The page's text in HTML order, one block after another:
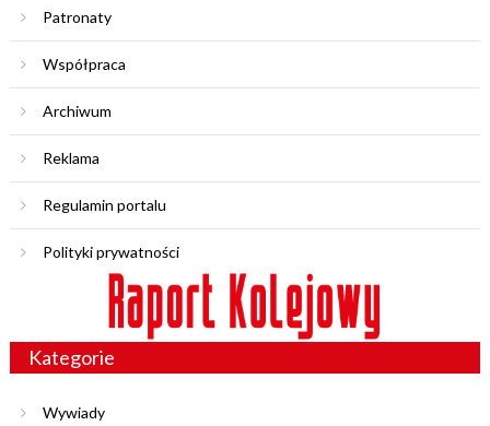
Patronaty
Współpraca
Archiwum
Reklama
Regulamin portalu
Polityki prywatności
Kategorie
Wywiady